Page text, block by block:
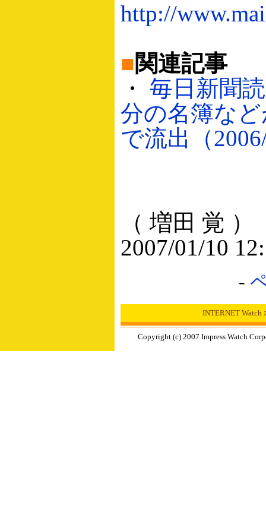
http://
■関連記事
・ 毎日新聞
分の名簿など
で流出（
（ 増田 覚 ）
2007/01/10
-
INTERNET Watch
Copyright (c) 2007 Impress Watch